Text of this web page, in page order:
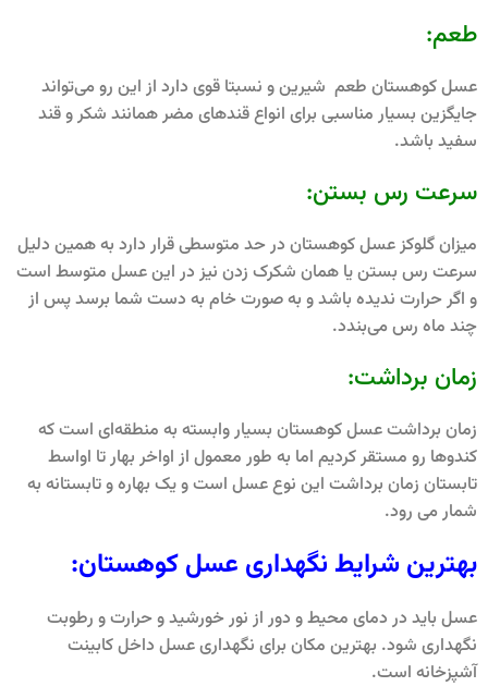
طعم:
عسل کوهستان طعم شیرین و نسبتا قوی دارد از این‌ رو می‌تواند
جایگزین بسیار مناسبی برای انواع قندهای مضر همانند شکر و قند
سفید باشد.
سرعت رس بستن:
میزان گلوکز عسل کوهستان در حد متوسطی قرار دارد به همین دلیل
سرعت رس بستن یا همان شکرک زدن نیز در این عسل متوسط است
و اگر حرارت ندیده باشد و به صورت خام به دست شما برسد پس از
چند ماه رس می‌بندد.
زمان برداشت:
زمان برداشت عسل کوهستان بسیار وابسته به منطقه‌ای است که
کندوها رو مستقر کردیم اما به طور معمول از اواخر بهار تا اواسط
تابستان زمان برداشت این نوع عسل است و یک بهاره و تابستانه به
شمار می رود.
بهترین شرایط نگهداری عسل کوهستان:
عسل باید در دمای محیط و دور از نور خورشید و حرارت و رطوبت
نگهداری شود. بهترین مکان برای نگهداری عسل داخل کابینت
آشپزخانه است.